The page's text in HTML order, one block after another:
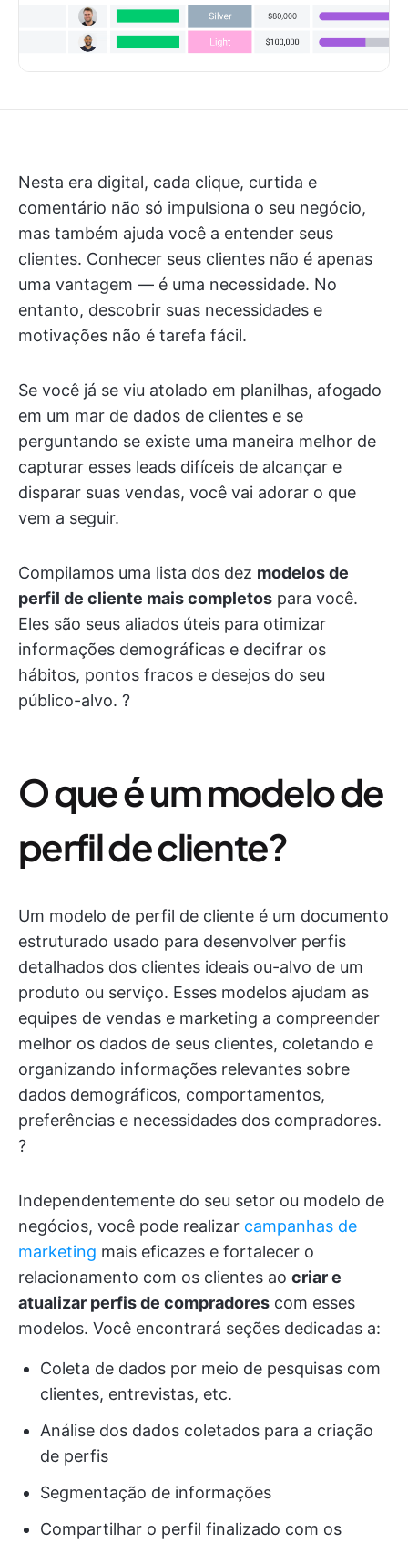
Nesta era digital, cada clique, curtida e
comentário não só impulsiona o seu negócio,
mas também ajuda você a entender seus
clientes. Conhecer seus clientes não é apenas
uma vantagem — é uma necessidade. No
entanto, descobrir suas necessidades e
motivações não é tarefa fácil.
Se você já se viu atolado em planilhas, afogado
em um mar de dados de clientes e se
perguntando se existe uma maneira melhor de
capturar esses leads difíceis de alcançar e
disparar suas vendas, você vai adorar o que
vem a seguir.
Compilamos uma lista dos dez modelos de
perfil de cliente mais completos para você.
Eles são seus aliados úteis para otimizar
informações demográficas e decifrar os
hábitos, pontos fracos e desejos do seu
público-alvo. ?
O que é um modelo de
perfil de cliente?
Um modelo de perfil de cliente é um documento
estruturado usado para desenvolver perfis
detalhados dos clientes ideais ou-alvo de um
produto ou serviço. Esses modelos ajudam as
equipes de vendas e marketing a compreender
melhor os dados de seus clientes, coletando e
organizando informações relevantes sobre
dados demográficos, comportamentos,
preferências e necessidades dos compradores.
?
Independentemente do seu setor ou modelo de
negócios, você pode realizar campanhas de
marketing mais eficazes e fortalecer o
relacionamento com os clientes ao criar e
atualizar perfis de compradores com esses
modelos. Você encontrará seções dedicadas a:
Coleta de dados por meio de pesquisas com
clientes, entrevistas, etc.
Análise dos dados coletados para a criação
de perfis
Segmentação de informações
Compartilhar o perfil finalizado com os